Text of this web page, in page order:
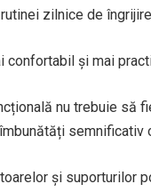
zilnice de
și mai
nu trebuie să
semnificativ
și suporturilor